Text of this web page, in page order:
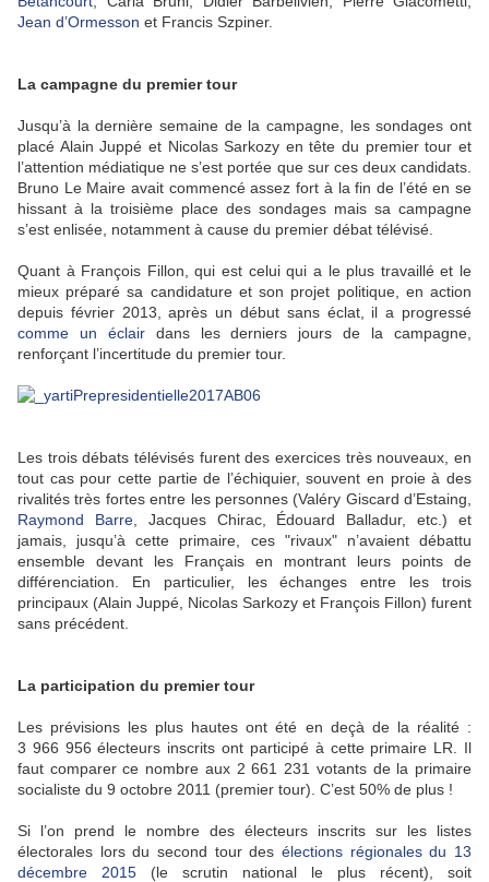
Jean d’Ormesson et Francis Szpiner.
La campagne du premier tour
Jusqu’à la dernière semaine de la campagne, les sondages ont
placé Alain Juppé et Nicolas Sarkozy en tête du premier tour et
l’attention médiatique ne s’est portée que sur ces deux candidats.
Bruno Le Maire avait commencé assez fort à la fin de l’été en se
hissant à la troisième place des sondages mais sa campagne
s’est enlisée, notamment à cause du premier débat télévisé.
Quant à François Fillon, qui est celui qui a le plus travaillé et le
mieux préparé sa candidature et son projet politique, en action
depuis février 2013, après un début sans éclat, il a progressé
comme un éclairdans les derniers jours de la campagne,
renforçant l’incertitude du premier tour.
Les trois débats télévisés furent des exercices très nouveaux, en
tout cas pour cette partie de l’échiquier, souvent en proie à des
rivalités très fortes entre les personnes (Valéry Giscard d’Estaing,
Raymond Barre, Jacques Chirac, Édouard Balladur, etc.) et
jamais, jusqu’à cette primaire, ces "rivaux" n’avaient débattu
ensemble devant les Français en montrant leurs points de
différenciation. En particulier, les échanges entre les trois
principaux (Alain Juppé, Nicolas Sarkozy et François Fillon) furent
sans précédent.
La participation du premier tour
Les prévisions les plus hautes ont été en deçà de la réalité :
3 966 956 électeurs inscrits ont participé à cette primaire LR. Il
faut comparer ce nombre aux 2 661 231 votants de la primaire
socialiste du 9 octobre 2011 (premier tour). C’est 50% de plus !
Si l’on prend le nombre des électeurs inscrits sur les listes
électorales lors du second tour des élections régionales du 13
décembre 2015 (le scrutin national le plus récent), soit